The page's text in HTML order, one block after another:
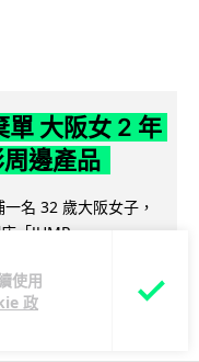
使用
政
大阪女 2 年
邊產品
名 32 歲大阪女子，
「JUMP